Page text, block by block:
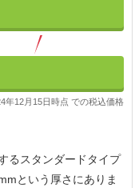
年12月15日時点 での税込価格
るスタンダードタイプ
という厚さにありま